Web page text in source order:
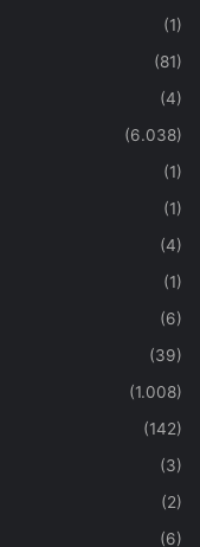
(1)
(81)
(4)
(6.038)
(1)
(1)
(4)
(1)
(6)
(39)
(1.008)
(142)
(3)
(2)
(6)